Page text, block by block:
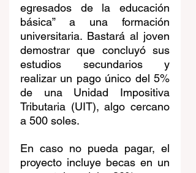
egresados de la educación
básica” a una formación
universitaria. Bastará al joven
demostrar que concluyó sus
estudios secundarios y
realizar un pago único del 5%
de una Unidad Impositiva
Tributaria (UIT), algo cercano
a 500 soles.
En caso no pueda pagar, el
proyecto incluye becas en un